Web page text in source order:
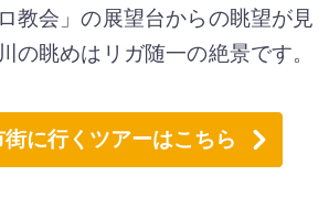
教会」の展望台からの眺望が見
の眺めはリガ随一の絶景です。
街に行くツアーはこちら